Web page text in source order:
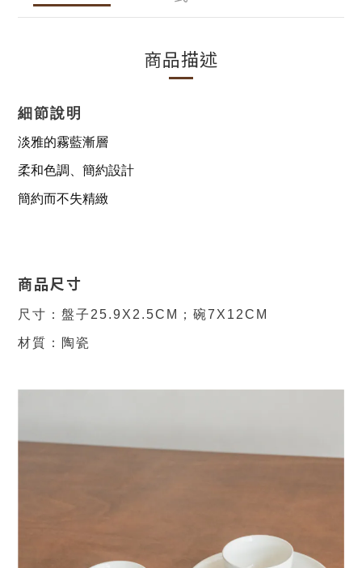
商品描述
細節說明
淡雅的霧藍漸層
柔和色調、 簡約設計
簡約而不失精緻
商品尺寸
尺寸：盤子25.9X2.5CM；碗7X12CM
材質：陶瓷